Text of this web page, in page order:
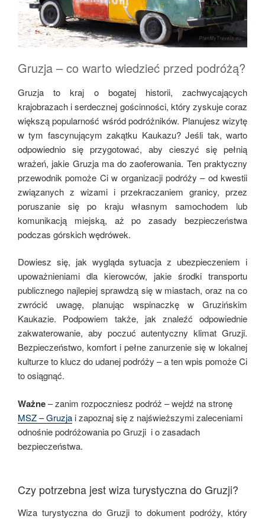
Gruzja – co warto wiedzieć przed podróżą?
Gruzja to kraj o bogatej historii, zachwycających
krajobrazach i serdecznej gościnności, który zyskuje coraz
większą popularność wśród podróżników. Planujesz wizytę
w tym fascynującym zakątku Kaukazu? Jeśli tak, warto
odpowiednio się przygotować, aby cieszyć się pełnią
wrażeń, jakie Gruzja ma do zaoferowania. Ten praktyczny
przewodnik pomoże Ci w organizacji podróży – od kwestii
związanych z wizami i przekraczaniem granicy, przez
poruszanie się po kraju własnym samochodem lub
komunikacją miejską, aż po zasady bezpieczeństwa
podczas górskich wędrówek.
Dowiesz się, jak wygląda sytuacja z ubezpieczeniem i
upoważnieniami dla kierowców, jakie środki transportu
publicznego najlepiej sprawdzą się w miastach, oraz na co
zwrócić uwagę, planując wspinaczkę w Gruzińskim
Kaukazie. Podpowiem także, jak znaleźć odpowiednie
zakwaterowanie, aby poczuć autentyczny klimat Gruzji.
Bezpieczeństwo, komfort i pełne zanurzenie się w lokalnej
kulturze to klucz do udanej podróży – a ten wpis pomoże Ci
to osiągnąć.
Ważne– zanim rozpoczniesz podróż – wejdź na stronę
MSZ – Gruzja i zapoznaj się z najświeższymi zaleceniami
odnośnie podróżowania po Gruzji i o zasadach
bezpieczeństwa.
Czy potrzebna jest wiza turystyczna do Gruzji?
Wiza turystyczna do Gruzji to dokument podróży, który